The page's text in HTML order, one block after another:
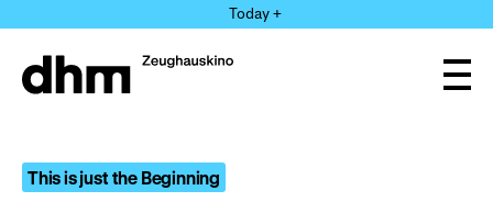
directly
the
Today +
This is just the Beginning